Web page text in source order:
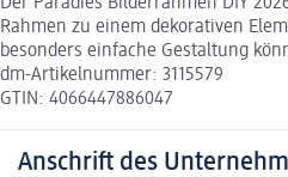
Rahmen zu einem dekorativen
besonders einfache Gestaltung
dm-Artikelnummer: 3115579
GTIN: 4066447886047
Anschrift des